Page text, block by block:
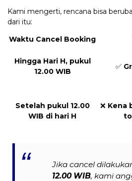
Kami mengerti, rencana bisa
dari itu:
Waktu Cancel Booking
Hingga Hari H, pukul
12.00 WIB
✅
Setelah pukul 12.00
WIB di hari H
❌ Kena
Jika cancel
12.00 WIB, kami